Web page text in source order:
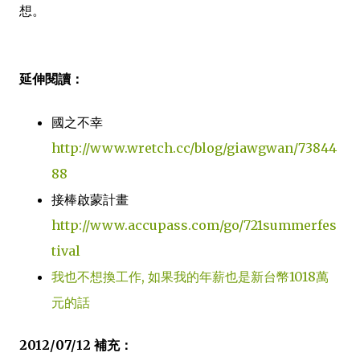
想。
延伸閱讀：
國之不幸
http://www.wretch.cc/blog/giawgwan/73844
88
接棒啟蒙計畫
http://www.accupass.com/go/721summerfes
tival
我也不想換工作, 如果我的年薪也是新台幣1018萬
元的話
2012/07/12 補充：